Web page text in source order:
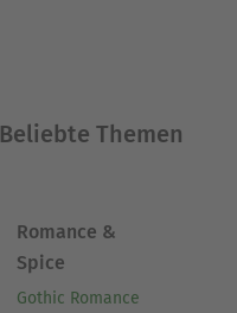
Beliebte Themen
Romance &
Spice
Gothic Romance